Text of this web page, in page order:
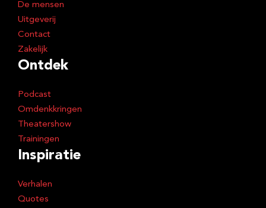
De mensen
Uitgeverij
Contact
Zakelijk
Ontdek
Podcast
Omdenkkringen
Theatershow
Trainingen
Inspiratie
Verhalen
Quotes